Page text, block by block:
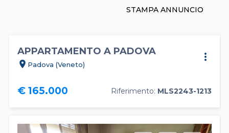
STAMPA ANNUNCIO
APPARTAMENTO A PADOVA
location_on Padova (Veneto)
€ 165.000 Riferimento: MLS2243-1213
more_vert